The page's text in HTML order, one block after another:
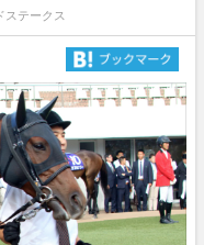
ステークス